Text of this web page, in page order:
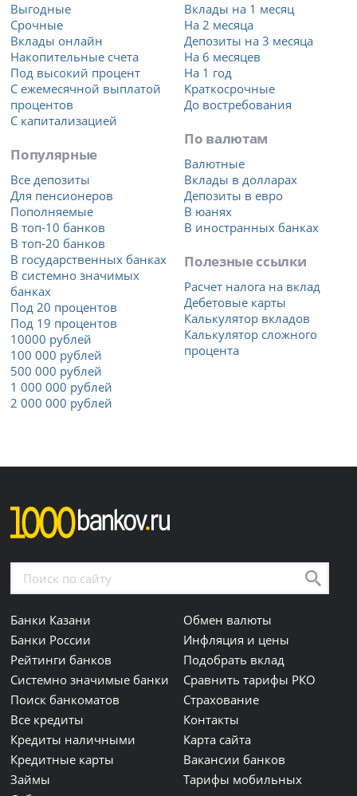
Выгодные
Срочные
Вклады онлайн
Накопительные счета
Под высокий процент
С ежемесячной выплатой
процентов
С капитализацией
Популярные
Все депозиты
Для пенсионеров
Пополняемые
В топ-10 банков
В топ-20 банков
В государственных банках
В системно значимых
банках
Под 20 процентов
Под 19 процентов
10000 рублей
100 000 рублей
500 000 рублей
1 000 000 рублей
2 000 000 рублей
Вклады на 1 месяц
На 2 месяца
Депозиты на 3 месяца
На 6 месяцев
На 1 год
Краткосрочные
До востребования
По валютам
Валютные
Вклады в долларах
Депозиты в евро
В юанях
В иностранных банках
Полезные ссылки
Расчет налога на вклад
Дебетовые карты
Калькулятор вкладов
Калькулятор сложного
процента
Банки Казани
Банки России
Рейтинги банков
Системно значимые банки
Поиск банкоматов
Все кредиты
Кредиты наличными
Кредитные карты
Займы
Обмен валюты
Инфляция и цены
Подобрать вклад
Сравнить тарифы РКО
Страхование
Контакты
Карта сайта
Вакансии банков
Тарифы мобильных